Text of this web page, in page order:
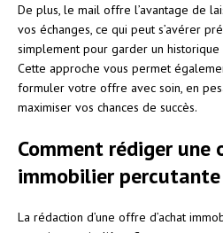
De plus, le mail offre l’avantage de
vos échanges, ce qui peut s’avérer
simplement pour garder un
Cette approche vous permet
formuler votre offre avec soin, en
maximiser vos chances de succès.
Comment rédiger une
immobilier
La rédaction d’une offre d’achat